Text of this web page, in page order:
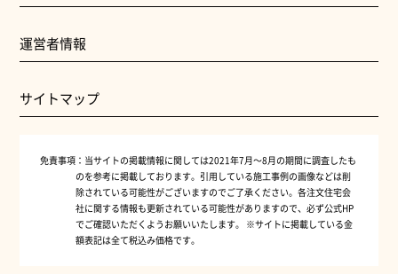
運営者情報
サイトマップ
免責事項： 当サイトの掲載情報に関しては2021年7月～8月の期間に調査したも
のを参考に掲載しております。引用している施工事例の画像などは削
除されている可能性がございますのでご了承ください。各注文住宅会
社に関する情報も更新されている可能性がありますので、必ず公式HP
でご確認いただくようお願いいたします。 ※サイトに掲載している金
額表記は全て税込み価格です。